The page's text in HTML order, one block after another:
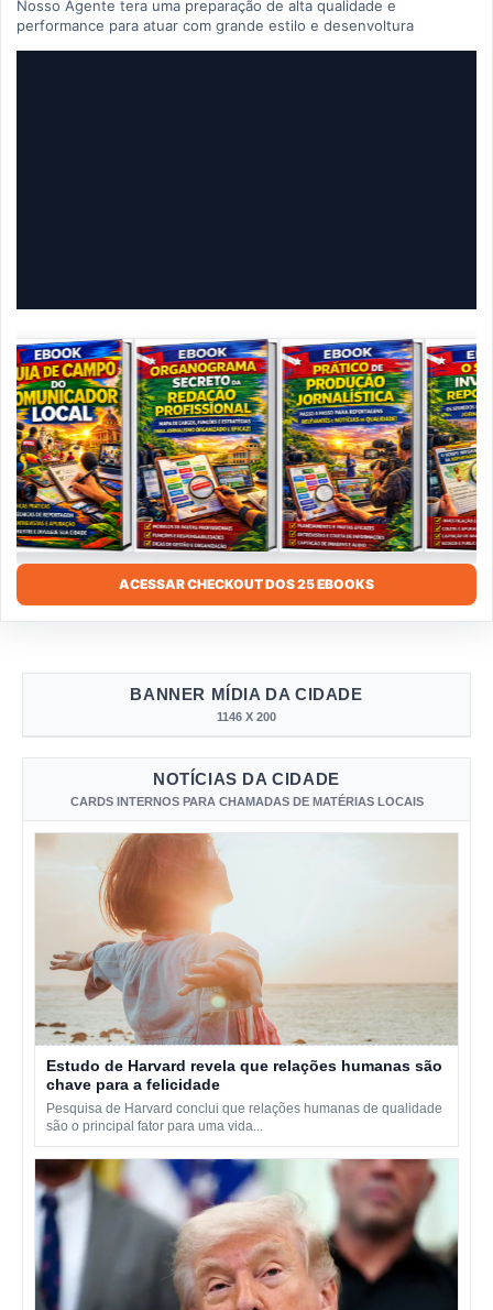
Nosso Agente tera uma preparação de alta qualidade e
performance para atuar com grande estilo e desenvoltura
ACESSAR CHECKOUT DOS 25 EBOOKS
BANNER MÍDIA DA CIDADE
1146 X 200
NOTÍCIAS DA CIDADE
CARDS INTERNOS PARA CHAMADAS DE MATÉRIAS LOCAIS
Estudo de Harvard revela que relações humanas são
chave para a felicidade
Pesquisa de Harvard conclui que relações humanas de qualidade
são o principal fator para uma vida...